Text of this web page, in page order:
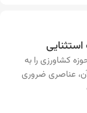
کشاورزی را به
عناصری ضروری